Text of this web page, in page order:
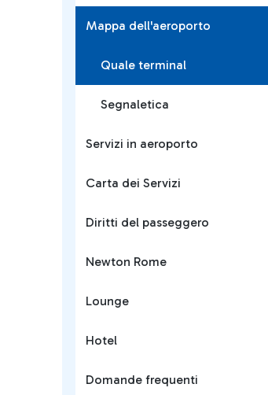
Mappa dell'aeroporto
Quale terminal
Segnaletica
Servizi in aeroporto
Carta dei Servizi
Diritti del passeggero
Newton Rome
Lounge
Hotel
Domande frequenti